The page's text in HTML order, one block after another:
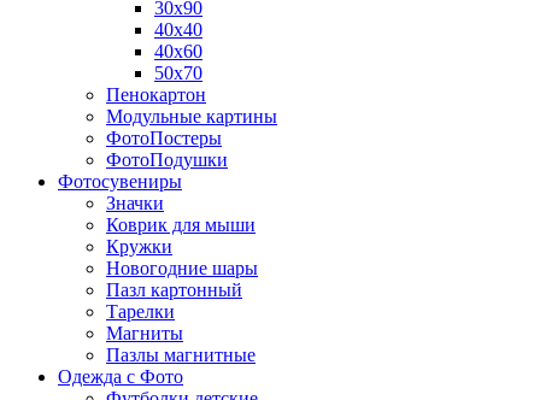
30х90
40х40
40х60
50х70
Пенокартон
Модульные картины
ФотоПостеры
ФотоПодушки
Фотоcувениры
Значки
Коврик для мыши
Кружки
Новогодние шары
Пазл картонный
Тарелки
Магниты
Пазлы магнитные
Одежда с Фото